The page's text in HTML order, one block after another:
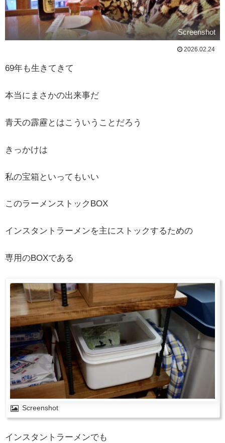
Screenshot
2026.02.24
69年も生きてきて
本当にまさかの出来事だ
青天の霹靂とはこういうことだろう
きっかけは
私の宝箱といってもいい
このラーメンストックBOX
インスタントラーメンを主にストックするための
専用のBOXである
Screenshot
インスタントラーメンでも